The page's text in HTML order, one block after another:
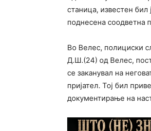
станица, известен
поднесена соодветна
Во Велес, полициски
Д.Ш.(24) од Велес,
се заканувал на
пријател. Тој бил
документирање на